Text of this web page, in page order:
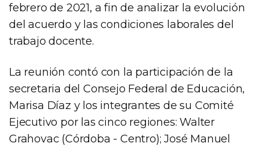
febrero de 2021, a fin de analizar la evolución
del acuerdo y las condiciones laborales del
trabajo docente.
La reunión contó con la participación de la
secretaria del Consejo Federal de Educación,
Marisa Díaz y los integrantes de su Comité
Ejecutivo por las cinco regiones: Walter
Grahovac (Córdoba - Centro); José Manuel